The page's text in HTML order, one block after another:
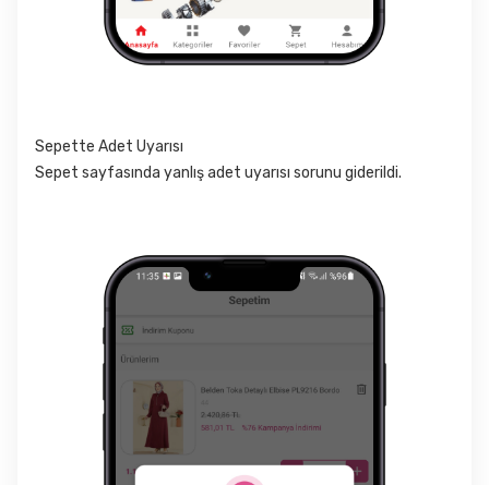
Sepette Adet Uyarısı
Sepet sayfasında yanlış adet uyarısı sorunu giderildi.